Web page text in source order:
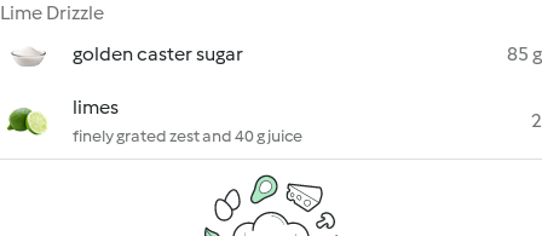
Lime Drizzle
golden caster sugar
85 g
limes
finely grated zest and 40 g juice
2